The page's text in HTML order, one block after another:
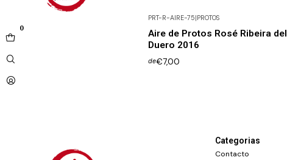
0
PRT-R-AIRE-75 PROTOS
Aire de Protos Rosé Ribeira del
Duero 2016
de€7,00
Categorias
Contacto